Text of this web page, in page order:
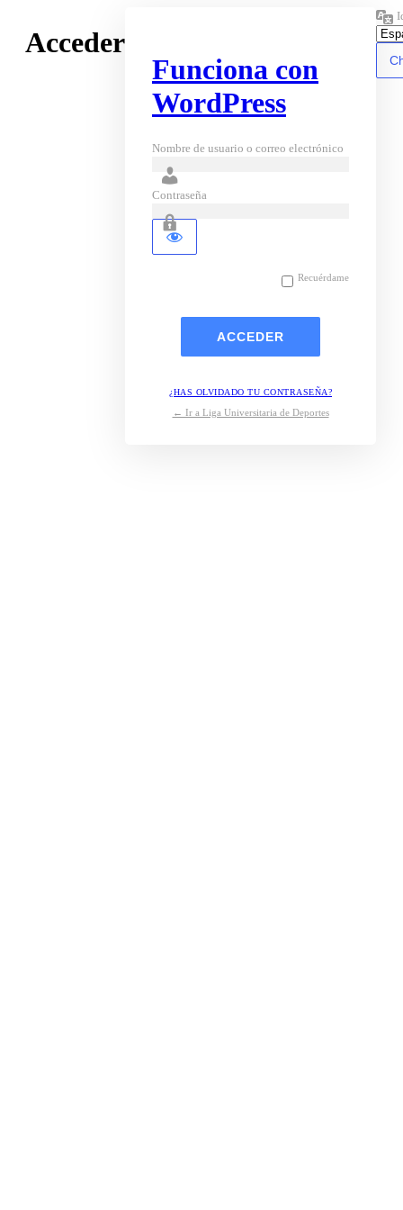
Acceder
Funciona con
WordPress
Nombre de usuario o correo electrónico
Contraseña
Recuérdame
¿HAS OLVIDADO TU CONTRASEÑA?
← Ir a Liga Universitaria de Deportes